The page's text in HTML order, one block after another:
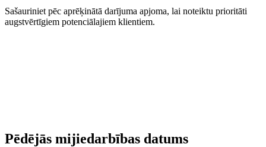
Sašauriniet pēc aprēķinātā darījuma apjoma, lai noteiktu prioritāti
augstvērtīgiem potenciālajiem klientiem.
Pēdējās mijiedarbības datums